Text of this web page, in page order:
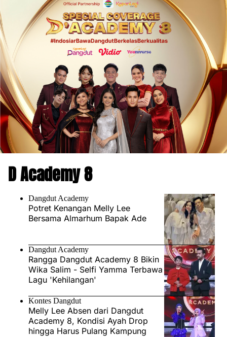
D Academy 8
Dangdut Academy
Potret Kenangan Melly Lee
Bersama Almarhum Bapak Ade
Dangdut Academy
Rangga Dangdut Academy 8 Bikin
Wika Salim - Selfi Yamma Terbawa
Lagu 'Kehilangan'
Kontes Dangdut
Melly Lee Absen dari Dangdut
Academy 8, Kondisi Ayah Drop
hingga Harus Pulang Kampung